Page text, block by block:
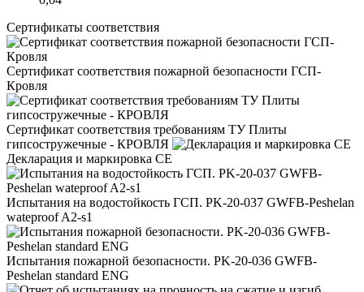
Сертификаты соответствия
Сертификат соответствия пожарной безопасности ГСП-
Кровля
Сертификат соответствия требованиям ТУ Плиты
гипсостружечные - КРОВЛЯ
Декларация и маркировка CE
Испытания на водостойкость ГСП. PK-20-037 GWFB-Peshelan
wateproof A2-s1
Испытания пожарной безопасности. PK-20-036 GWFB-
Peshelan standard ENG